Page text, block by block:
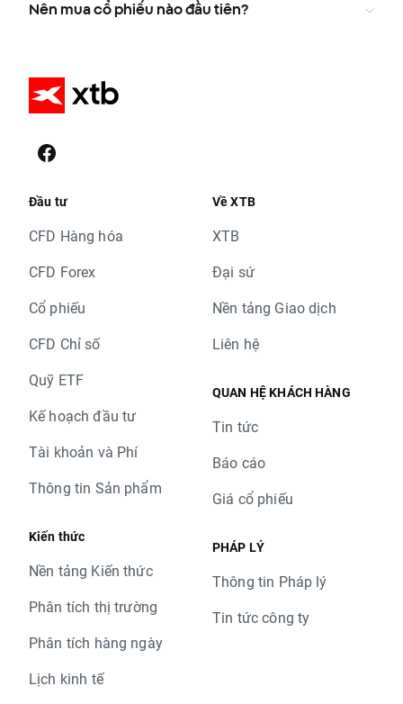
Nên mua cổ phiếu nào đầu tiên?
Đầu tư
CFD Hàng hóa
CFD Forex
Cổ phiếu
CFD Chỉ số
Quỹ ETF
Kế hoạch đầu tư
Tài khoản và Phí
Thông tin Sản phẩm
Kiến thức
Nền tảng Kiến thức
Phân tích thị trường
Phân tích hàng ngày
Lịch kinh tế
Về XTB
XTB
Đại sứ
Nền tảng Giao dịch
Liên hệ
QUAN HỆ KHÁCH HÀNG
Tin tức
Báo cáo
Giá cổ phiếu
PHÁP LÝ
Thông tin Pháp lý
Tin tức công ty